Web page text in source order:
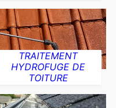
TRAITEMENT
HYDROFUGE DE
TOITURE